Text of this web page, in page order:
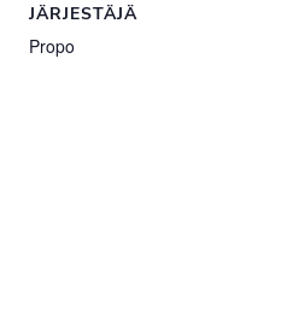
JÄRJESTÄJÄ
Propo